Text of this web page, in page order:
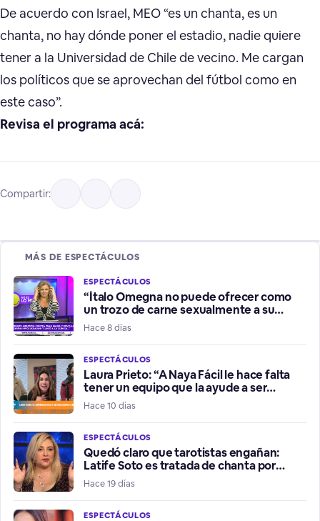
De acuerdo con Israel, MEO “es un chanta, es un
chanta, no hay dónde poner el estadio, nadie quiere
tener a la Universidad de Chile de vecino. Me cargan
los políticos que se aprovechan del fútbol como en
este caso”.
Revisa el programa acá:
Compartir:
MÁS DE ESPECTÁCULOS
ESPECTÁCULOS
“Ítalo Omegna no puede ofrecer como
un trozo de carne sexualmente a su
hermana”
Hace 8 días
ESPECTÁCULOS
Laura Prieto: “A Naya Fácil le hace falta
tener un equipo que la ayude a ser
influencer positiva”
Hace 10 días
ESPECTÁCULOS
Quedó claro que tarotistas engañan:
Latife Soto es tratada de chanta por
fallidos presagios del Mundial
Hace 19 días
ESPECTÁCULOS